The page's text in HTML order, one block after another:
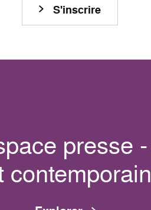
S'inscrire
presse -
contemporain